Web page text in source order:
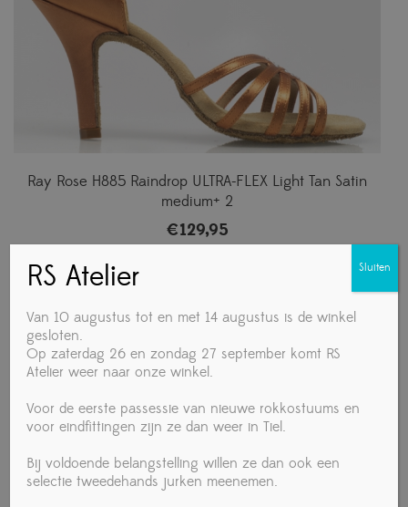
Ray Rose H885 Raindrop ULTRA-FLEX Light Tan Satin
medium+ 2
€129,95
RS Atelier
Van 10 augustus tot en met 14 augustus is de winkel
gesloten.
Op zaterdag 26 en zondag 27 september komt RS
Atelier weer naar onze winkel.
Voor de eerste passessie van nieuwe rokkostuums en
voor eindfittingen zijn ze dan weer in Tiel.
Bij voldoende belangstelling willen ze dan ook een
selectie tweedehands jurken meenemen.
Sluiten